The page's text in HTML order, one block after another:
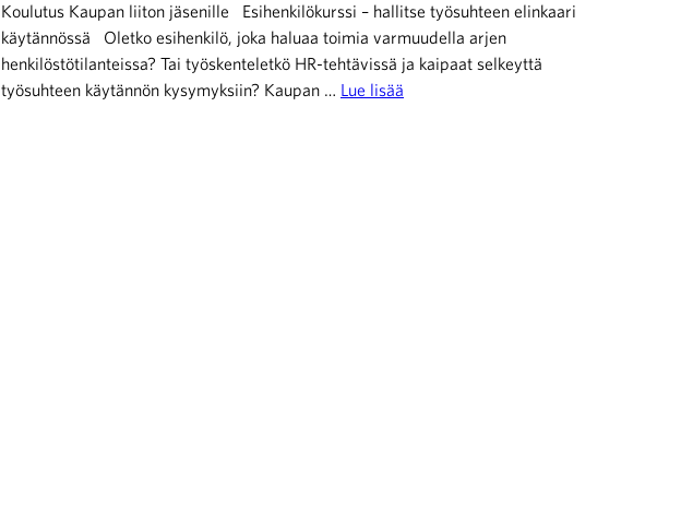
Koulutus Kaupan liiton jäsenille Esihenkilökurssi – hallitse työsuhteen elinkaari
käytännössä Oletko esihenkilö, joka haluaa toimia varmuudella arjen
henkilöstötilanteissa? Tai työskenteletkö HR-tehtävissä ja kaipaat selkeyttä
työsuhteen käytännön kysymyksiin? Kaupan … Lue lisää